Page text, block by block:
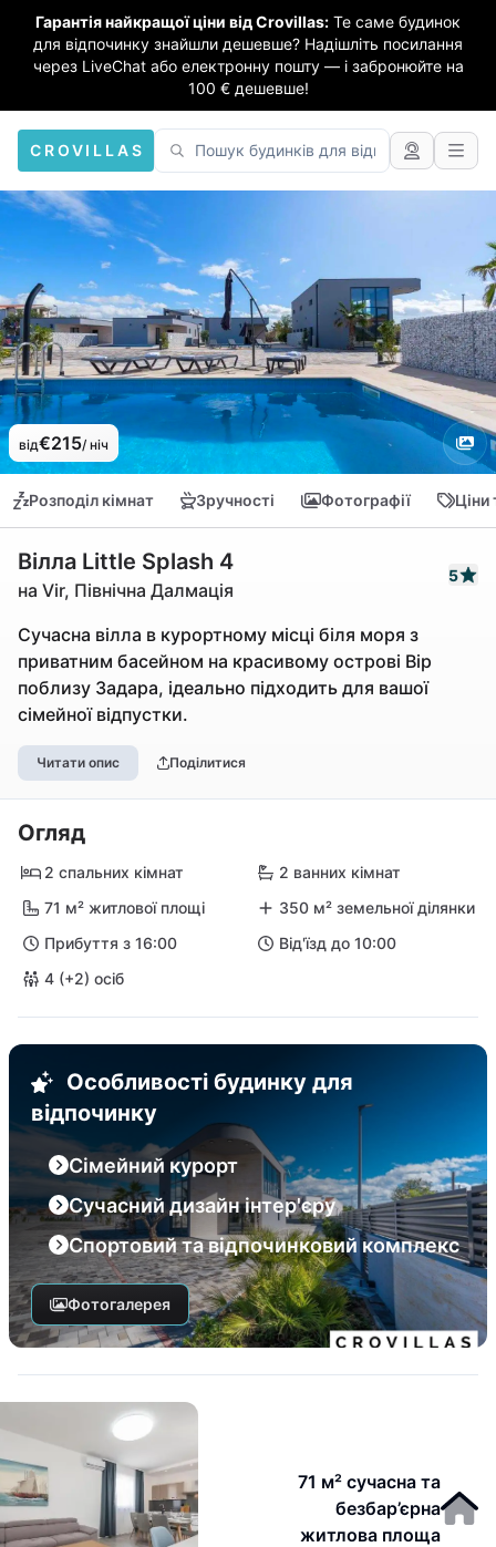
Гарантія найкращої ціни від Crovillas: Те саме будинок
для відпочинку знайшли дешевше? Надішліть посилання
через LiveChat або електронну пошту — і забронюйте на
100 € дешевше!
CROVILLAS
від€215/ ніч
Розподіл кімнат Зручності Фотографії Ціни
Вілла Little Splash 4
на Vir, Північна Далмація
5
Сучасна вілла в курортному місці біля моря з
приватним басейном на красивому острові Вір
поблизу Задара, ідеально підходить для вашої
сімейної відпустки.
Читати опис Поділитися
Огляд
2 спальних кімнат
2 ванних кімнат
71 м² житлової площі
350 м² земельної ділянки
Прибуття з 16:00
Від'їзд до 10:00
4 (+2) осіб
Особливості будинку для
відпочинку
Сімейний курорт
Сучасний дизайн інтер'єру
Спортовий та відпочинковий комплекс
Фотогалерея
71 м² сучасна та
безбар’єрна
житлова площа